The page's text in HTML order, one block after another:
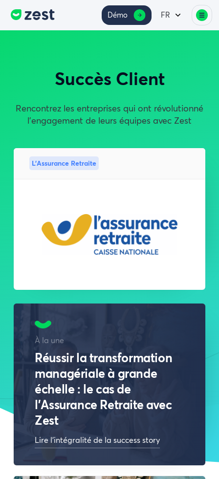
Démo FR
Succès Client
Rencontrez les entreprises qui ont révolutionné
l'engagement de leurs équipes avec Zest
L'Assurance Retraite
À la une
Réussir la transformation
managériale à grande
échelle : le cas de
l’Assurance Retraite avec
Zest
Lire l'intégralité de la success story